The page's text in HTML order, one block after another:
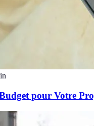
pour Votre